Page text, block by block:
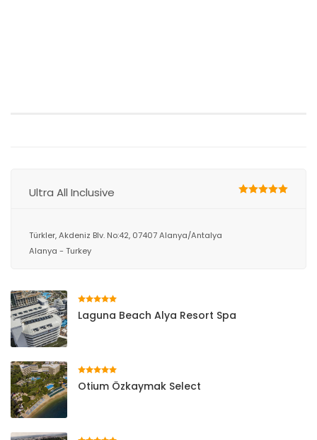
Ultra All Inclusive
Türkler, Akdeniz Blv. No:42, 07407 Alanya/Antalya
Alanya - Turkey
Laguna Beach Alya Resort Spa
Otium Özkaymak Select